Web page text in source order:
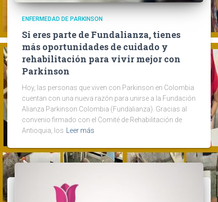
ENFERMEDAD DE PARKINSON
Si eres parte de Fundalianza, tienes
más oportunidades de cuidado y
rehabilitación para vivir mejor con
Parkinson
Hoy, las personas que viven con Parkinson en Colombia
cuentan con una nueva razón para unirse a la Fundación
Alianza Parkinson Colombia (Fundalianza). Gracias al
convenio firmado con el Comité de Rehabilitación de
Antioquia, los Leer más